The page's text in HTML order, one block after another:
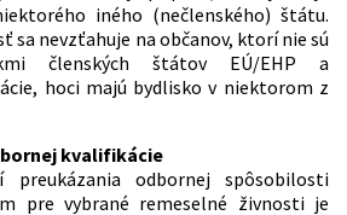
iného (nečlenského) štátu.
sa nevzťahuje na občanov, ktorí nie sú
členských štátov EÚ/EHP a
hoci majú bydlisko v niektorom z
kvalifikácie
odbornej spôsobilosti
pre vybrané remeselné živnosti je